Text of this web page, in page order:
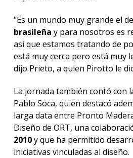
"Es un mundo muy grande el
brasileña y para nosotros es
así que estamos tratando de
está muy cerca pero está muy
dijo Prieto, a quien Pirotto le
La jornada también contó con
Pablo Soca, quien destacó
larga data entre Pronto
Diseño de ORT, una
2010y que ha permitido
iniciativas vinculadas al diseño.